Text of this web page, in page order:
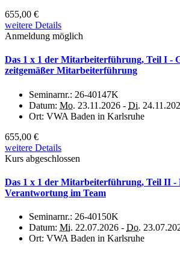
655,00 €
weitere Details
Anmeldung möglich
Das 1 x 1 der Mitarbeiterführung, Teil I -
zeitgemäßer Mitarbeiterführung
Seminarnr.: 26-40147K
Datum: Mo. 23.11.2026 - Di.
Ort: VWA Baden in Karlsruhe
655,00 €
weitere Details
Kurs abgeschlossen
Das 1 x 1 der Mitarbeiterführung, Teil II -
Verantwortung im Team
Seminarnr.: 26-40150K
Datum: Mi. 22.07.2026 - Do.
Ort: VWA Baden in Karlsruhe